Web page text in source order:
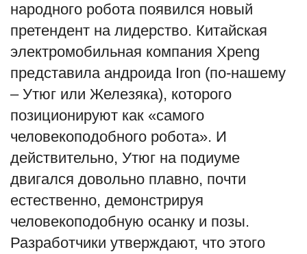
народного робота появился новый
претендент на лидерство. Китайская
электромобильная компания Xpeng
представила андроида Iron (по-нашему
– Утюг или Железяка), которого
позиционируют как «самого
человекоподобного робота». И
действительно, Утюг на подиуме
двигался довольно плавно, почти
естественно, демонстрируя
человекоподобную осанку и позы.
Разработчики утверждают, что этого